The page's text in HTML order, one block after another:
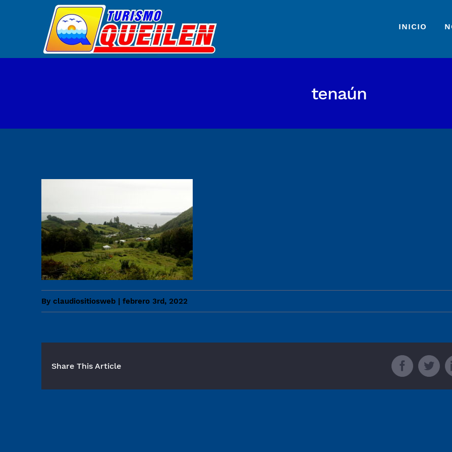
INICIO
tenaún
By claudiositiosweb | febrero 3rd, 2022
Share This Article